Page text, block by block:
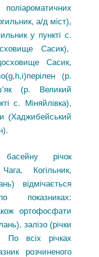
а/д міст),
у пункті с.
Сасик),
Сасик,
(р.
(р. Великий
с. Міняйлівка),
(Хаджибейський
річок
Когільник,
відмічається
показниках:
ортофосфати
залізо (річки
По всіх річках
розчиненого